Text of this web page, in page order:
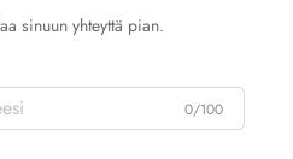
sinuun yhteyttä pian.
0/100